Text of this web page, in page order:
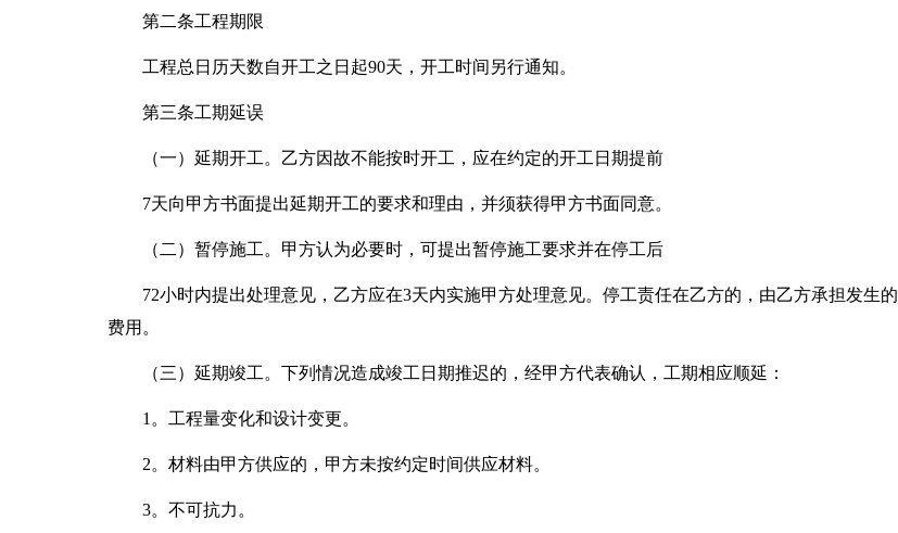
第二条工程期限
工程总日历天数自开工之日起90天，开工时间另行通知。
第三条工期延误
（一）延期开工。乙方因故不能按时开工，应在约定的开工日期提前
7天向甲方书面提出延期开工的要求和理由，并须获得甲方书面同意。
（二）暂停施工。甲方认为必要时，可提出暂停施工要求并在停工后
72小时内提出处理意见，乙方应在3天内实施甲方处理意见。停工责任在乙方的，由乙方承担发生的
费用。
（三）延期竣工。下列情况造成竣工日期推迟的，经甲方代表确认，工期相应顺延：
1。工程量变化和设计变更。
2。材料由甲方供应的，甲方未按约定时间供应材料。
3。不可抗力。